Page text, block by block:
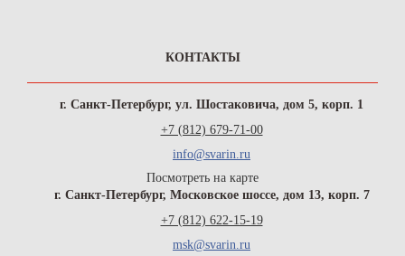
КОНТАКТЫ
г. Санкт-Петербург, ул. Шостаковича, дом 5, корп. 1
+7 (812) 679-71-00
info@svarin.ru
Посмотреть на карте
г. Санкт-Петербург, Московское шоссе, дом 13, корп. 7
+7 (812) 622-15-19
msk@svarin.ru